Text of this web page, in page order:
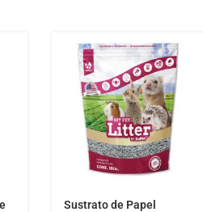
Sustrato de Papel